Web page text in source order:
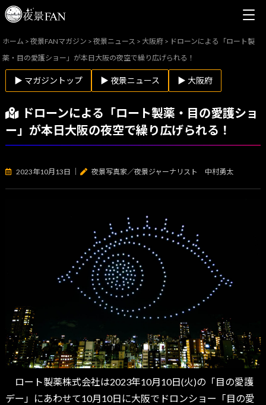
ホーム >夜景FANマガジン >夜景ニュース > 大阪府 > ドローンによる「ロート製
薬・目の愛護ショー」が本日大阪の夜空で繰り広げられる！
▶ マガジントップ ▶ 夜景ニュース ▶ 大阪府
ドローンによる「ロート製薬・目の愛護ショ
ー」が本日大阪の夜空で繰り広げられる！
2023年10月13日 夜景写真家／夜景ジャーナリスト 中村勇太
ロート製薬株式会社は2023年10月10日(火)の「目の愛護
デー」にあわせて10月10日に大阪でドロンショー「目の愛